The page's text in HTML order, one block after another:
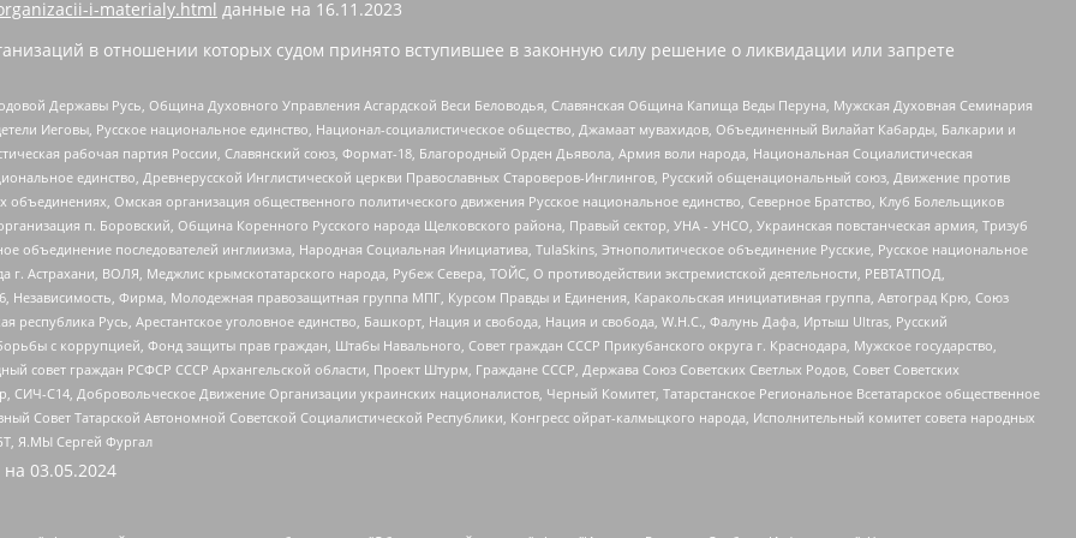
i-materialy.html данные на 16.11.2023
в отношении которых судом принято вступившее в законную силу решение о ликвидации или запрете
Державы Русь, Община Духовного Управления Асгардской Веси Беловодья, Славянская Община Капища Веды Перуна, Мужская Духовная Семинария
Иеговы, Русское национальное единство, Национал-социалистическое общество, Джамаат мувахидов, Объединенный Вилайат Кабарды, Балкарии и
рабочая партия России, Славянский союз, Формат-18, Благородный Орден Дьявола, Армия воли народа, Национальная Социалистическая
единство, Древнерусской Инглистической церкви Православных Староверов-Инглингов, Русский общенациональный союз, Движение против
Омская организация общественного политического движения Русское национальное единство, Северное Братство, Клуб Болельщиков
п. Боровский, Община Коренного Русского народа Щелковского района, Правый сектор, УНА - УНСО, Украинская повстанческая армия, Тризуб
объединение последователей инглиизма, Народная Социальная Инициатива, TulaSkins, Этнополитическое объединение Русские, Русское национальное
Астрахани, ВОЛЯ, Меджлис крымскотатарского народа, Рубеж Севера, ТОЙС, О противодействии экстремистской деятельности, РЕВТАТПОД,
Фирма, Молодежная правозащитная группа МПГ, Курсом Правды и Единения, Каракольская инициативная группа, Автоград Крю, Союз
республика Русь, Арестантское уголовное единство, Башкорт, Нация и свобода, Нация и свобода, W.H.С., Фалунь Дафа, Иртыш Ultras, Русский
с коррупцией, Фонд защиты прав граждан, Штабы Навального, Совет граждан СССР Прикубанского округа г. Краснодара, Мужское государство,
совет граждан РСФСР СССР Архангельской области, Проект Штурм, Граждане СССР, Держава Союз Советских Светлых Родов, Совет Советских
СИЧ-С14, Добровольческое Движение Организации украинских националистов, Черный Комитет, Татарстанское Региональное Всетатарское общественное
Совет Татарской Автономной Советской Социалистической Республики, Конгресс ойрат-калмыцкого народа, Исполнительный комитет совета народных
Я.МЫ Сергей Фургал
03.05.2024